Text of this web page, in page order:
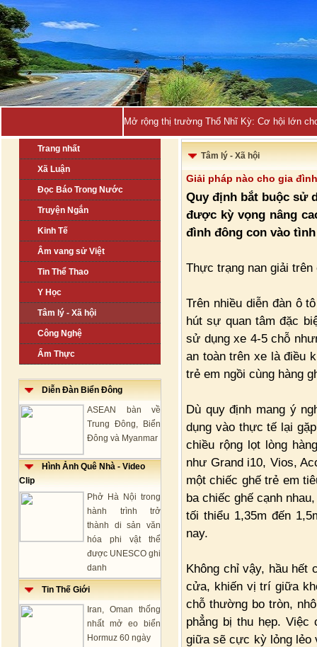
Mở rộng thị trường Thổ Nhĩ Kỳ: Cơ hội lớn
Trang nhất
Xã Luận
Đọc Báo Trong Nước
Truyện Ngắn
Kinh Tế
Âm vang sử Việt
Tin Thể Thao
Y Học
Tâm lý - Xã hội
Công Nghệ
Ẩm Thực
Diễn Đàn Biển Đông
ASEAN bàn về
Trung Đông, Biển
Đông và Myanmar
Hình Ảnh Quê Nhà - Video
Clip
Phở Hà Nội trong
hành trình trở
thành di sản văn
hóa phi vật thể
được UNESCO ghi
danh
Tin Thế Giới
Iran, Oman thống
nhất mở eo biển
Hormuz 60 ngày
Tâm lý - Xã hội
Giải pháp nào cho gia
Quy định bắt buộc sử
được kỳ vọng nâng
đình đông con vào
Thực trạng nan giải
Trên nhiều diễn đàn ô
hút sự quan tâm đặc
sử dụng xe 4-5 chỗ
an toàn trên xe là điều
trẻ em ngồi cùng hàng
Dù quy định mang ý
dụng vào thực tế lại
chiều rộng lọt lòng
như Grand i10, Vios,
một chiếc ghế trẻ em
ba chiếc ghế cạnh
tối thiểu 1,35m đến
nay.
Không chỉ vậy, hầu
cửa, khiến vị trí giữa
chỗ thường bo tròn,
phẳng bị thu hẹp.
giữa sẽ cực kỳ lỏng lẻo